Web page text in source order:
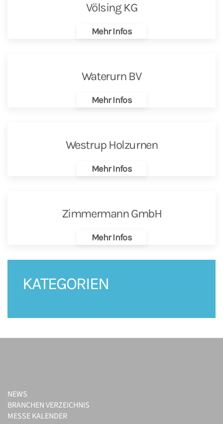
Völsing KG
Mehr Infos
Waterurn BV
Mehr Infos
Westrup Holzurnen
Mehr Infos
Zimmermann GmbH
Mehr Infos
KATEGORIEN
NEWS
BRANCHEN VERZEICHNIS
MESSE KALENDER